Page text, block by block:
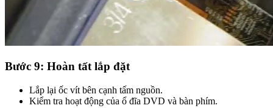
Bước 9: Hoàn tất lắp đặt
Lắp lại ốc vít bên cạnh tấm nguồn.
Kiểm tra hoạt động của ổ đĩa DVD và bàn phím.